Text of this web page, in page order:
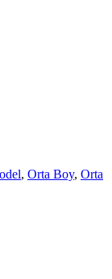
, Orta Boy, Orta